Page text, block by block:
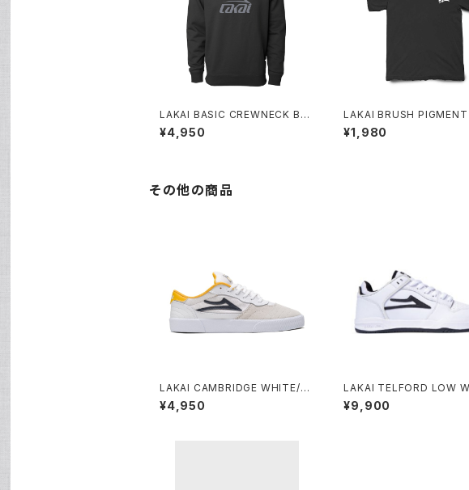
LAKAI BASIC CREWNECK BLA
CK
¥4,950
LAKAI BRUSH
D SS TEE BLACK
¥1,980
その他の商品
LAKAI CAMBRIDGE WHITE/NA
VY SUEDE
¥4,950
LAKAI TELFORD LOW
E/BLACK LEATHE
¥9,900